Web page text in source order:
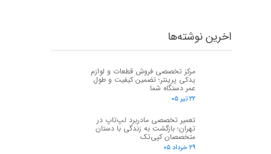
اخرین نوشته‌ها
مرکز تخصصی فروش قطعات و لوازم
یدکی پرینتر؛ تضمین کیفیت و طول
عمر دستگاه شما
۲۲ تیر ۰۵
تعمیر تخصصی مادربرد لپ‌تاپ در
تهران؛ بازگشت به زندگی با دستان
متخصصان کپی‌تک
۲۹ خرداد ۰۵